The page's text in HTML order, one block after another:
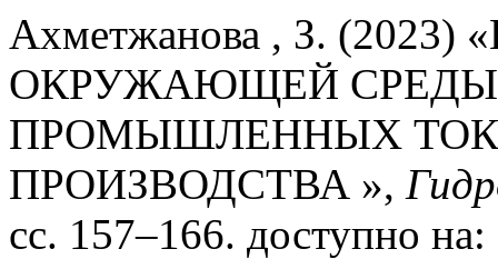
Ахметжанова , З.
ОКРУЖАЮЩЕЙ
ПРОМЫШЛЕННЫХ
ПРОИЗВОДСТВА »,
сс. 157–166. доступно на: